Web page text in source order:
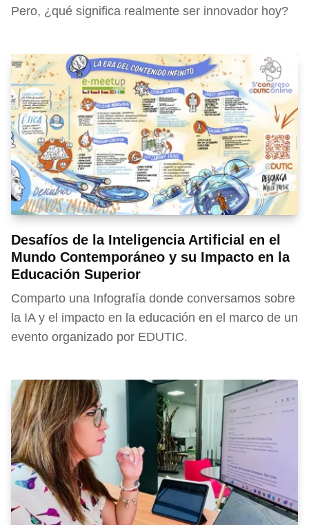
Pero, ¿qué significa realmente ser innovador hoy?
Desafíos de la Inteligencia Artificial en el
Mundo Contemporáneo y su Impacto en la
Educación Superior
Comparto una Infografía donde conversamos sobre
la IA y el impacto en la educación en el marco de un
evento organizado por EDUTIC.